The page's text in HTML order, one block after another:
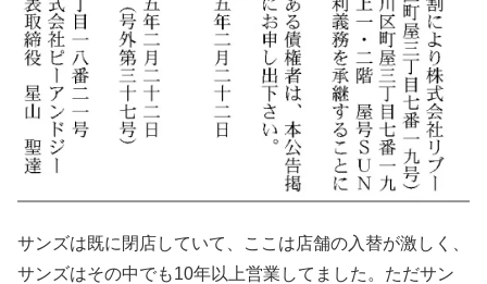
サンズは既に閉店していて、ここは店舗の入替が激しく、
サンズはその中でも10年以上営業してました。ただサン